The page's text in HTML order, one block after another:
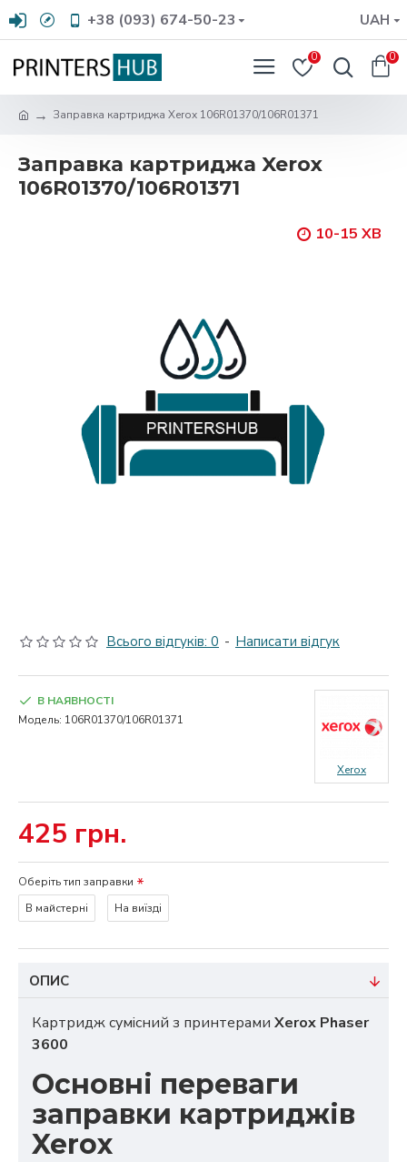
+38 (093) 674-50-23 UAH
0 0
Заправка картриджа Xerox 106R01370/106R01371
Заправка картриджа Xerox
106R01370/106R01371
10-15 ХВ
Всього відгуків: 0 - Написати відгук
425 грн.
В НАЯВНОСТІ
Модель: 106R01370/106R01371
Xerox
Оберіть тип заправки
В майстерні
На виїзді
ОПИС
Картридж сумісний з принтерами Xerox Phaser
3600
Основні переваги
заправки картриджів
Xerox